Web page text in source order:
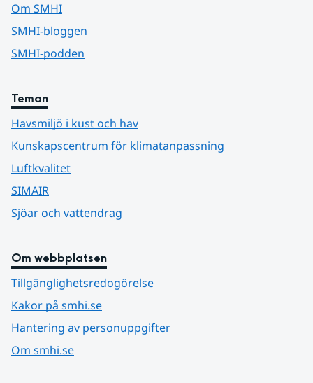
Om SMHI
SMHI-bloggen
SMHI-podden
Teman
Havsmiljö i kust och hav
Kunskapscentrum för klimatanpassning
Luftkvalitet
SIMAIR
Sjöar och vattendrag
Om webbplatsen
Tillgänglighetsredogörelse
Kakor på smhi.se
Hantering av personuppgifter
Om smhi.se